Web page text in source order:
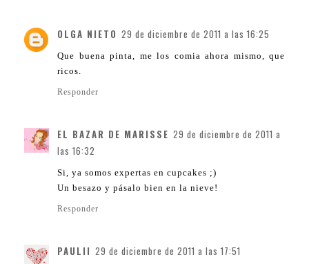
OLGA NIETO 29 de diciembre de 2011 a las 16:25
Que buena pinta, me los comia ahora mismo, que
ricos.
Responder
EL BAZAR DE MARISSE 29 de diciembre de 2011 a
las 16:32
Si, ya somos expertas en cupcakes ;)
Un besazo y pásalo bien en la nieve!
Responder
PAULII 29 de diciembre de 2011 a las 17:51